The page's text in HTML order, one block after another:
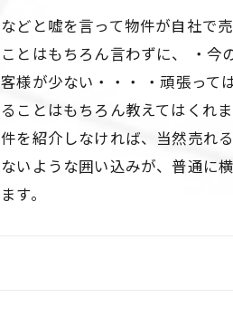
などと嘘を言って物件が自社で
ことはもちろん言わずに、 ・今
客様が少ない・・・ ・頑張って
ることはもちろん教えてはくれ
件を紹介しなければ、当然売れ
ないような囲い込みが、普通に
ます。